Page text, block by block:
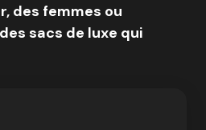
des femmes ou
sacs de luxe qui